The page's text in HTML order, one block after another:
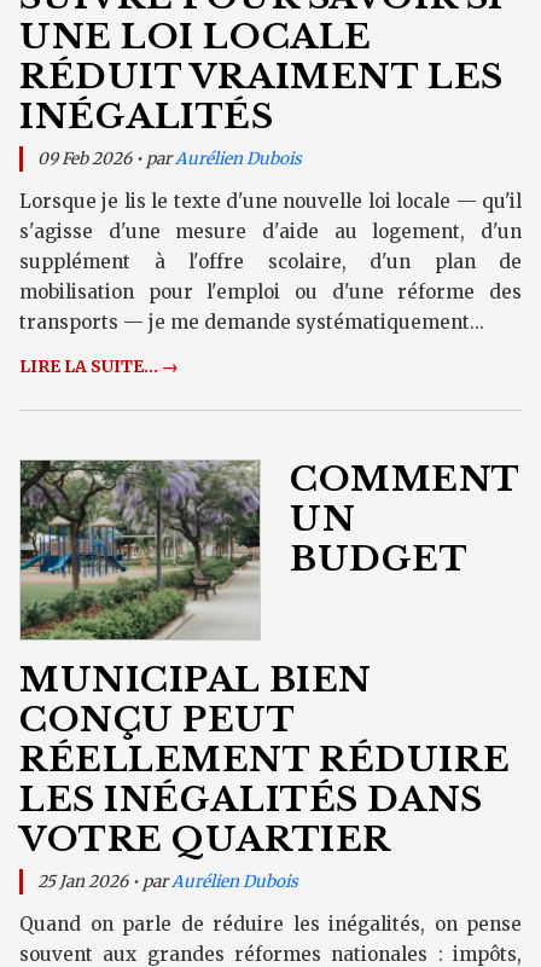
UNE LOI LOCALE
RÉDUIT VRAIMENT LES
INÉGALITÉS
09 Feb 2026 • parAurélien Dubois
Lorsque je lis le texte d'une nouvelle loi locale — qu'il
s'agisse d'une mesure d'aide au logement, d'un
supplément à l'offre scolaire, d'un plan de
mobilisation pour l'emploi ou d'une réforme des
transports — je me demande systématiquement...
LIRE LA SUITE... →
COMMENT
UN
BUDGET
MUNICIPAL BIEN
CONÇU PEUT
RÉELLEMENT RÉDUIRE
LES INÉGALITÉS DANS
VOTRE QUARTIER
25 Jan 2026 • parAurélien Dubois
Quand on parle de réduire les inégalités, on pense
souvent aux grandes réformes nationales : impôts,